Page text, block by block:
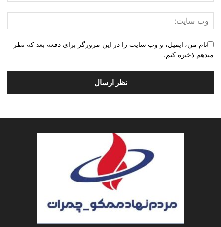
نام من، ایمیل، و وب سایت را در این مرورگر برای دفعه بعد که نظر
میدهم ذخیره کنم.